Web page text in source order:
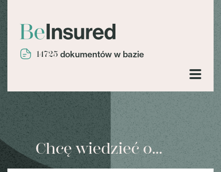
14725 dokumentów w bazie
Chcę wiedzieć o...